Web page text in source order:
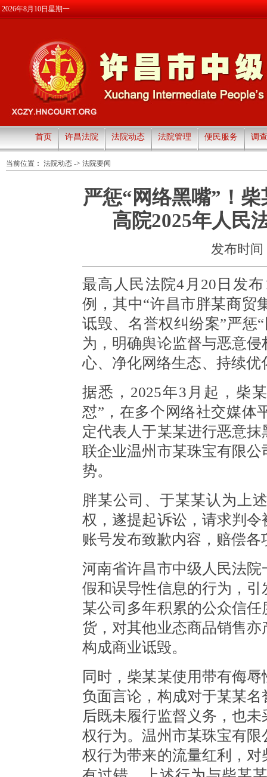
2026年8月10日星期一
首页 许昌法院 法院动态 法院管理 便民服务 调
当前位置： 法院动态 -> 法院要闻
严惩“网络黑嘴”！
高院2025年人民
发布时间
最高人民法院4月20日发
例，其中“许昌市胖某商贸
诋毁、名誉权纠纷案”严惩
为，明确舆论监督与恶意
心、净化网络生态、持续
据悉，2025年3月起，柴
怼”，在多个网络社交媒体
定代表人于某某进行恶意
联企业温州市某珠宝有限
势。
胖某公司、于某某认为上
权，遂提起诉讼，请求判
账号发布致歉内容，赔偿各
河南省许昌市中级人民法
假和误导性信息的行为，
某公司多年积累的公众信
货，对其他业态商品销售
构成商业诋毁。
同时，柴某某使用带有侮
负面言论，构成对于某某
后既未履行监督义务，也
权行为。温州市某珠宝有
权行为带来的流量红利，